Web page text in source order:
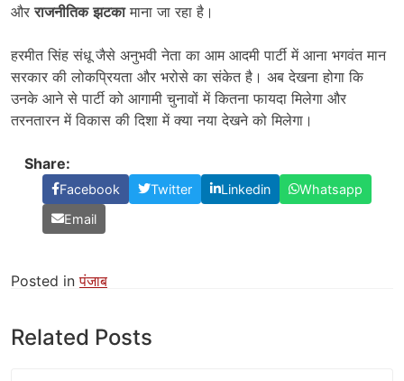
औरराजनीतिक झटकामाना जा रहा है।
हरमीत सिंह संधू जैसे अनुभवी नेता का आम आदमी पार्टी में आना भगवंत मान
सरकार की लोकप्रियता और भरोसे का संकेत है। अब देखना होगा कि
उनके आने से पार्टी को आगामी चुनावों में कितना फायदा मिलेगा और
तरनतारन में विकास की दिशा में क्या नया देखने को मिलेगा।
Share:
Facebook Twitter Linkedin
Whatsapp
Email
Posted inपंजाब
Related Posts